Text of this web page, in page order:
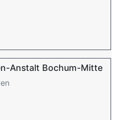
Anstalt Bochum-Mitte